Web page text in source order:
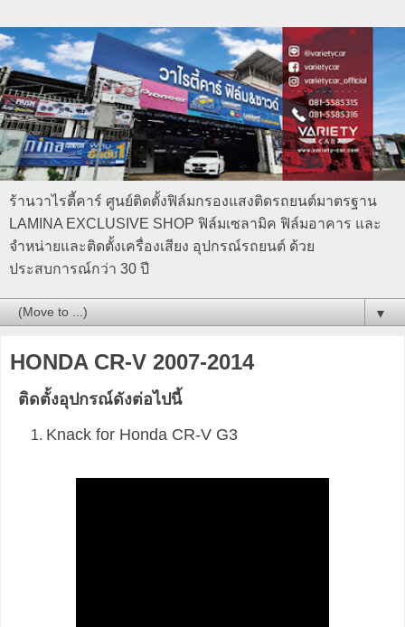
ร้านวาไรตี้คาร์ ศูนย์ติดตั้งฟิล์มกรองแสงติดรถยนต์มาตรฐาน
LAMINA EXCLUSIVE SHOP ฟิล์มเซลามิค ฟิล์มอาคาร และ
จำหน่ายและติดตั้งเครื่องเสียง อุปกรณ์รถยนต์ ด้วย
ประสบการณ์กว่า 30 ปี
▼
HONDA CR-V 2007-2014
ติดตั้งอุปกรณ์ดังต่อไปนี้
Knack for Honda CR-V G3